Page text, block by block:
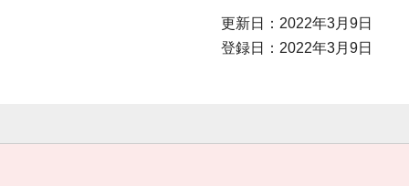
更新日：2022年3月9日
登録日：2022年3月9日